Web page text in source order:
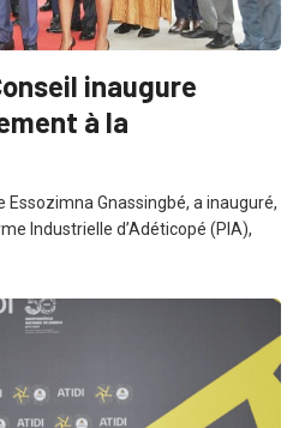
inaugure
à la
Essozimna Gnassingbé, a inauguré,
Industrielle d’Adéticopé (PIA),